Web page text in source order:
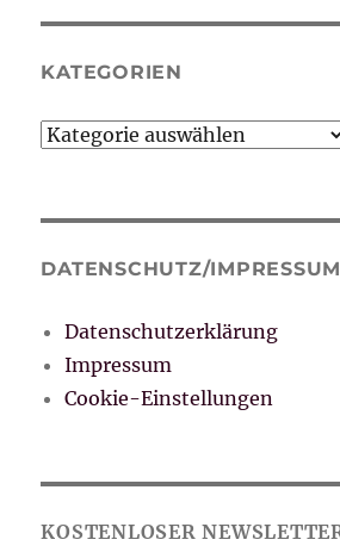
KATEGORIEN
Kategorien
DATENSCHUTZ/IMPRESSUM
Datenschutzerklärung
Impressum
Cookie-Einstellungen